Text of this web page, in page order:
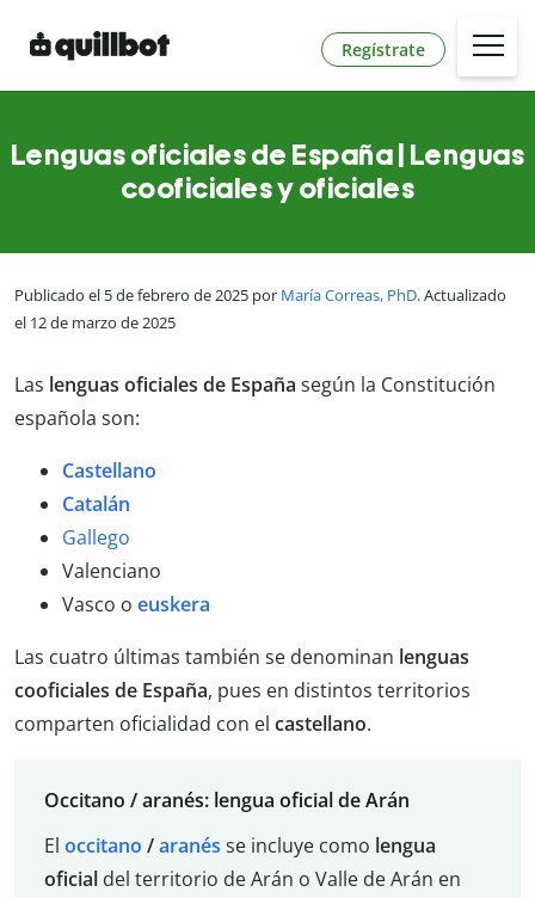
Regístrate
Lenguas oficiales de España | Lenguas
cooficiales y oficiales
Publicado el 5 de febrero de 2025 por María Correas, PhD. Actualizado
el 12 de marzo de 2025
Las lenguas oficiales de España según la Constitución
española son:
Castellano
Catalán
Gallego
Valenciano
Vasco o euskera
Las cuatro últimas también se denominan lenguas
cooficiales de España, pues en distintos territorios
comparten oficialidad con el castellano.
Occitano / aranés: lengua oficial de Arán
El occitano /aranés se incluye como lengua
oficial del territorio de Arán o Valle de Arán en